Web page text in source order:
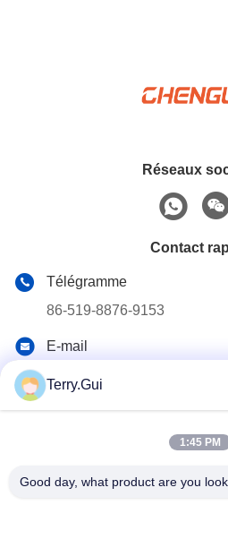
Réseaux
Contact
Télégramme
86-519-8876-9153
E-mail
de Hengshanqiao, zone de
Terry.Gui
1:45 PM
Good day, what product are you